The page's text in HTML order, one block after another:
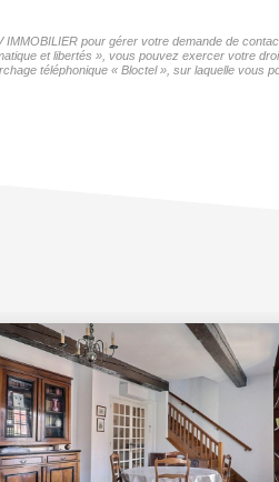
pour gérer votre demande de
et libertés », vous pouvez exercer votre
téléphonique « Bloctel », sur laquelle vous